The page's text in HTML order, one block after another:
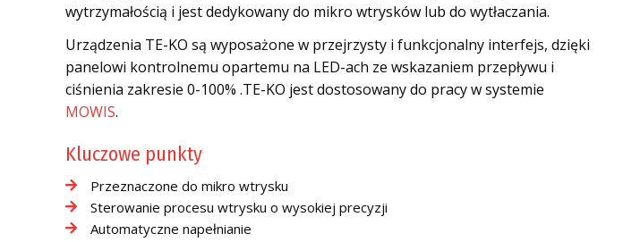
wytrzymałością i jest dedykowany do mikro wtrysków lub do wytłaczania.
Urządzenia TE-KO są wyposażone w przejrzysty i funkcjonalny interfejs, dzięki
panelowi kontrolnemu opartemu na LED-ach ze wskazaniem przepływu i
ciśnienia zakresie 0-100% .TE-KO jest dostosowany do pracy w systemie
MOWIS.
Kluczowe punkty
Przeznaczone do mikro wtrysku
Sterowanie procesu wtrysku o wysokiej precyzji
Automatyczne napełnianie